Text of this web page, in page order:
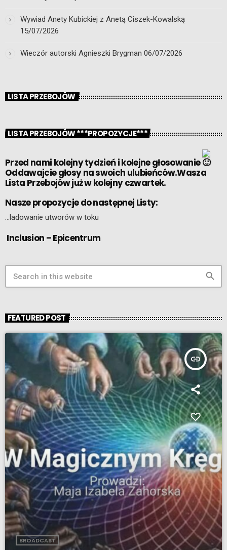
Wywiad Anety Kubickiej z Anetą Ciszek-Kowalską
15/07/2026
Wieczór autorski Agnieszki Brygman 06/07/2026
LISTA PRZEBOJÓW
LISTA PRZEBOJÓW ***PROPOZYCJE***
Przed nami kolejny tydzień i kolejne głosowanie
Oddawajcie głosy na swoich ulubieńców.Wasza
Lista Przebojów już w kolejny czwartek.
Nasze propozycje do następnej Listy:
…ladowanie utworów w toku
Inclusion – Epicentrum
search
FEATURED POST
insert_link
BROADCAST